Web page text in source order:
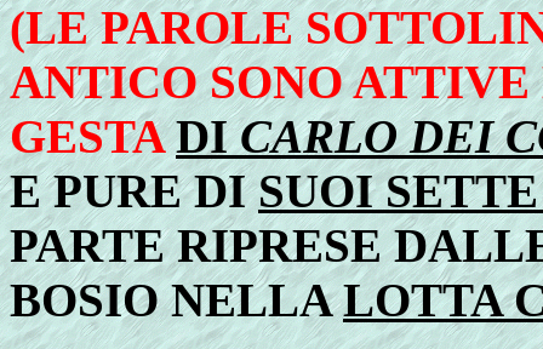
(LE PAROLE
ANTICO SONO
GESTADICARLO DEI
E PURE DISUOI
PARTE RIPRESE
BOSIO NELLALOTTA